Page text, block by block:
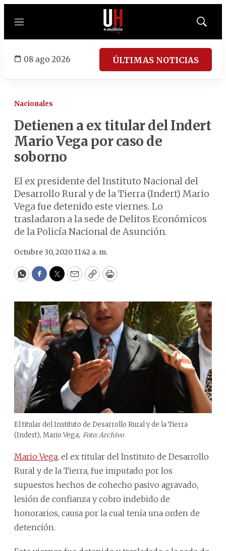
Menú
Mostrar
08 ago 2026 ÚLTIMAS NOTICIAS
Nacionales
Detienen a ex titular del Indert
Mario Vega por caso de
soborno
El ex presidente del Instituto Nacional del
Desarrollo Rural y de la Tierra (Indert) Mario
Vega fue detenido este viernes. Lo
trasladaron a la sede de Delitos Económicos
de la Policía Nacional de Asunción.
Octubre 30, 2020 11:42 a. m.
WhatsApp
Facebook
Twitter
EmailCopyPrint
El titular del Instituto de Desarrollo Rural y de la Tierra
(Indert), Mario Vega, Foto: Archivo
Mario Vega, el ex titular del Instituto de Desarrollo
Rural y de la Tierra, fue imputado por los
supuestos hechos de cohecho pasivo agravado,
lesión de confianza y cobro indebido de
honorarios, causa por la cual tenía una orden de
detención.